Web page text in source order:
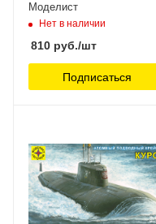
Моделист
Нет в наличии
810 руб./шт
Подписаться